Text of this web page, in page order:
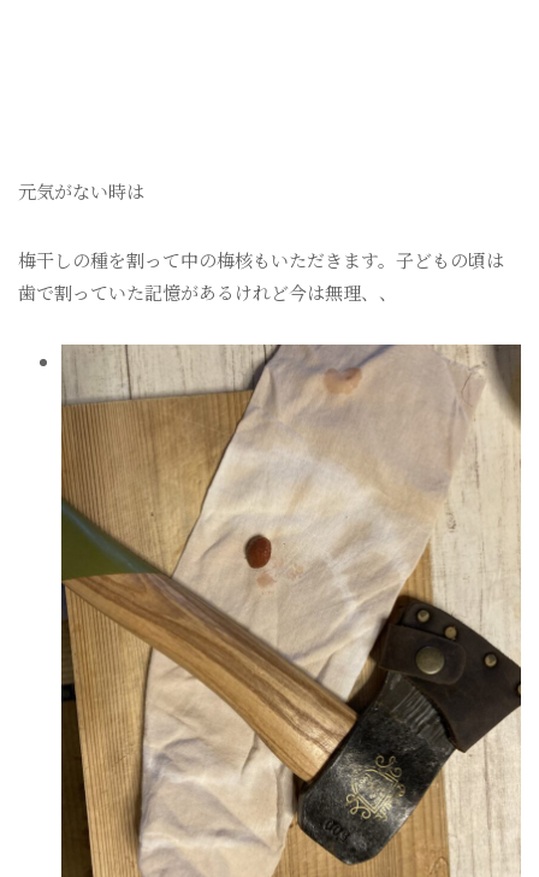
元気がない時は
梅干しの種を割って中の梅核もいただきます。子どもの頃は
歯で割っていた記憶があるけれど今は無理、、